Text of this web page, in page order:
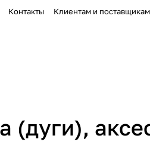
Контакты Клиентам и поставщикам
(дуги),